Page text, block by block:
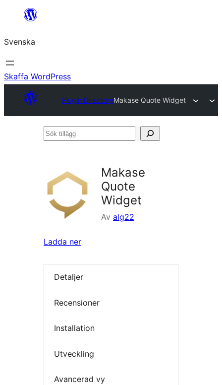
Hoppa
innehåll
Svenska
Skaffa WordPress
Plugin DirectoryMakase Quote Widget
Sök
Makase
Quote
Widget
Av alg22
Ladda ner
Detaljer
Recensioner
Installation
Utveckling
Avancerad vy